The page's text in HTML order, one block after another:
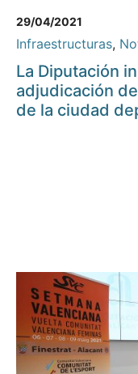
29/04/2021
Infraestructuras,
La Diputación
adjudicación
de la ciudad